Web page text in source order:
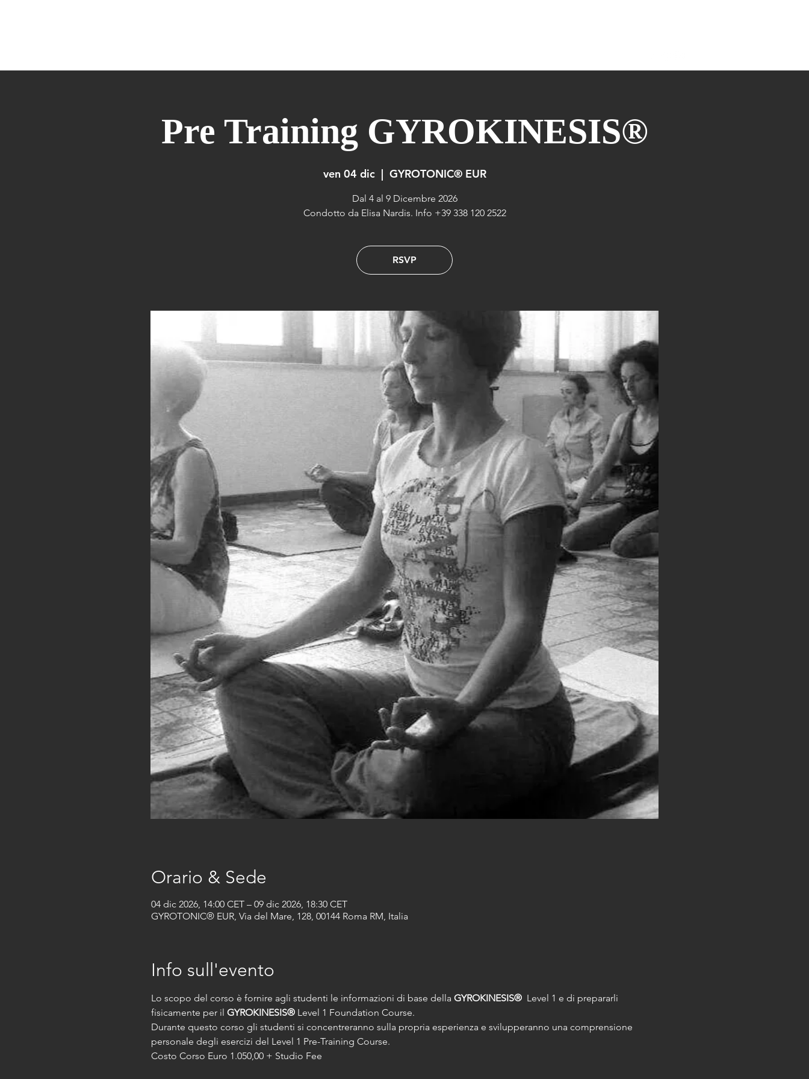
Pre Training GYROKINESIS®
ven 04 dic
  |
GYROTONIC® EUR
Dal 4 al 9 Dicembre 2026
Condotto da Elisa Nardis. Info +39 338 120 2522
RSVP
Orario & Sede
04 dic 2026, 14:00 CET – 09 dic 2026, 18:30 CET
GYROTONIC® EUR, Via del Mare, 128, 00144 Roma RM, Italia
Info sull'evento
Lo scopo del corso è fornire agli studenti le informazioni di base della GYROKINESIS® Level 1 e di prepararli
fisicamente per il GYROKINESIS® Level 1 Foundation Course.
Durante questo corso gli studenti si concentreranno sulla propria esperienza e svilupperanno una comprensione
personale degli esercizi del Level 1 Pre-Training Course.
Costo Corso Euro 1.050,00 + Studio Fee